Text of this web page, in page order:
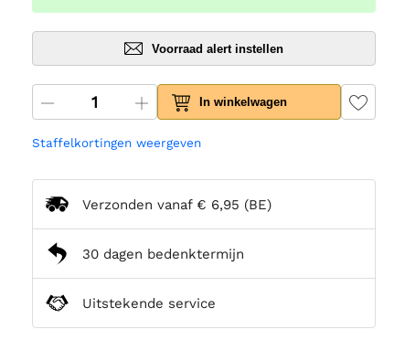
Voorraad alert instellen
In winkelwagen
Staffelkortingen weergeven
Verzonden vanaf € 6,95 (BE)
30 dagen bedenktermijn
Uitstekende service